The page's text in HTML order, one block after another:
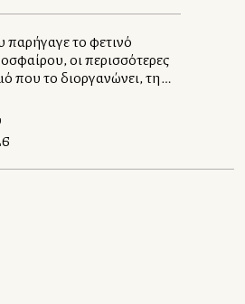
παρήγαγε το φετινό
οι περισσότερες
που το διοργανώνει, τη
φαινόμενο
από συγκίνηση
διεθνή